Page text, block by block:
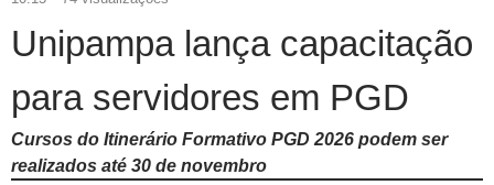
Unipampa lança capacitação
para servidores em PGD
Cursos do Itinerário Formativo PGD 2026 podem ser
realizados até 30 de novembro